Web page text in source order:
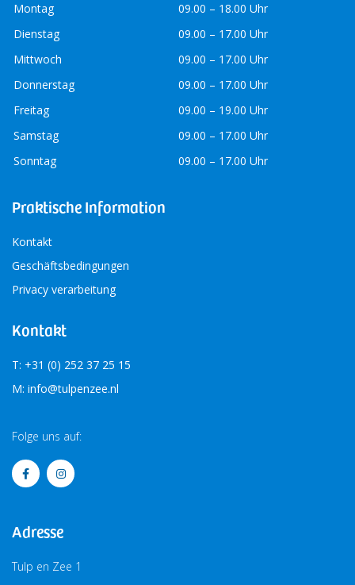
Montag
09.00 – 18.00 Uhr
Dienstag
09.00 – 17.00 Uhr
Mittwoch
09.00 – 17.00 Uhr
Donnerstag
09.00 – 17.00 Uhr
Freitag
09.00 – 19.00 Uhr
Samstag
09.00 – 17.00 Uhr
Sonntag
09.00 – 17.00 Uhr
Praktische Information
Kontakt
Geschäftsbedingungen
Privacy verarbeitung
Kontakt
T: +31 (0) 252 37 25 15
M: info@tulpenzee.nl
Folge uns auf:
Adresse
Tulp en Zee 1